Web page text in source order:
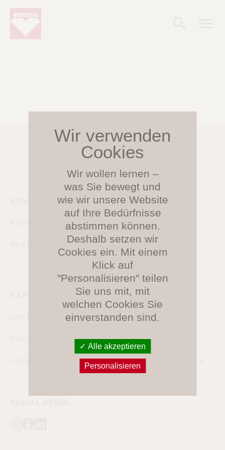
SERVICE
Service
Downloads
Größentabelle
Ausbildung bei ASS
ASS GRUPPE
Duraplan GmbH
Duocor Ipari Bt.
PAGHOLZ®-Formteile
GmbH
Wir wollen lernen –
was Sie bewegt und
wie wir unsere Website
auf Ihre Bedürfnisse
abstimmen können.
Deshalb setzen wir
Cookies ein. Mit einem
Klick auf
"Personalisieren" teilen
Sie uns mit, mit
welchen Cookies Sie
einverstanden sind.
Alle akzeptieren
Personalisieren